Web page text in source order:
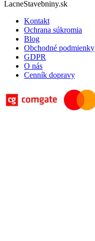
LacneStavebniny.sk
Kontakt
Ochrana súkromia
Blog
Obchodné podmienky
GDPR
O nás
Cenník dopravy